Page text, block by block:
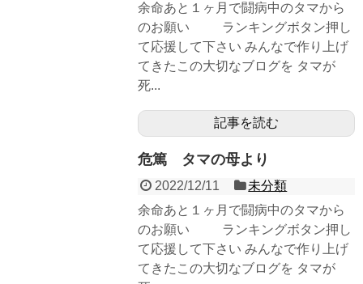
余命あと１ヶ月で闘病中のタマから
のお願い ランキングボタン押し
て応援して下さい みんなで作り上げ
てきたこの大切なブログを タマが
死...
記事を読む
危篤 タマの母より
2022/12/11
未分類
余命あと１ヶ月で闘病中のタマから
のお願い ランキングボタン押し
て応援して下さい みんなで作り上げ
てきたこの大切なブログを タマが